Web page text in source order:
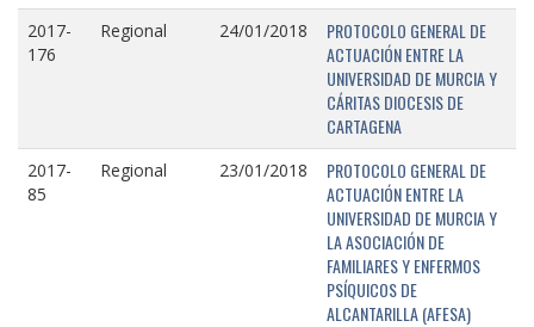
2017-
176
Regional 24/01/2018
PROTOCOLO GENERAL DE
ACTUACIÓN ENTRE LA
UNIVERSIDAD DE MURCIA Y
CÁRITAS DIOCESIS DE
CARTAGENA
2017-
85
Regional 23/01/2018
PROTOCOLO GENERAL DE
ACTUACIÓN ENTRE LA
UNIVERSIDAD DE MURCIA Y
LA ASOCIACIÓN DE
FAMILIARES Y ENFERMOS
PSÍQUICOS DE
ALCANTARILLA (AFESA)